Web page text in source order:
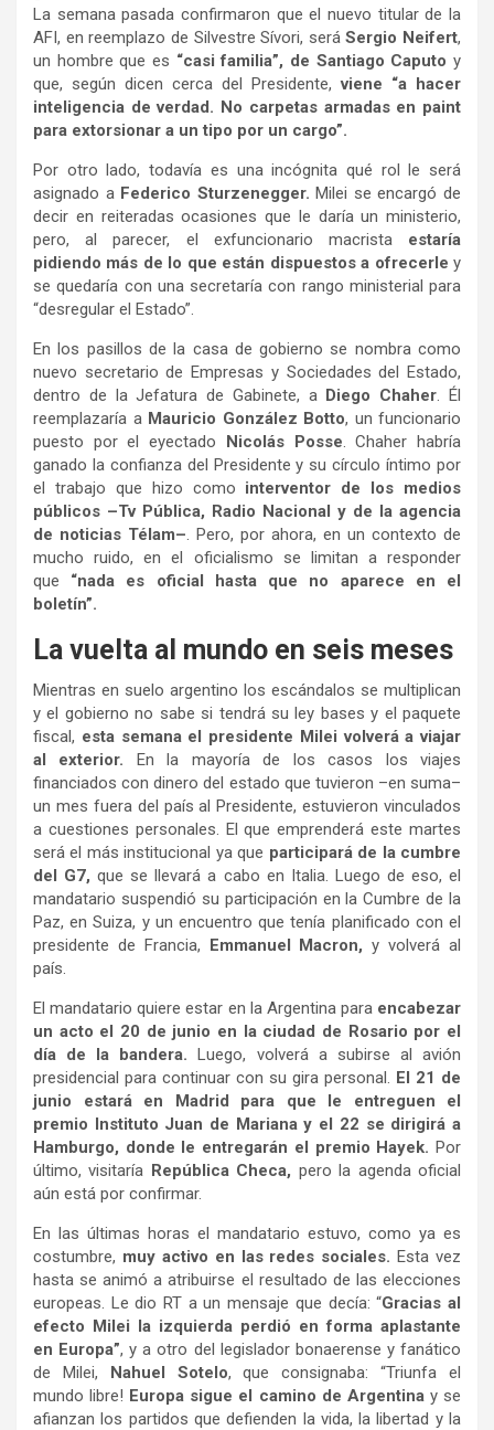
La semana pasada confirmaron que el nuevo titular de la
AFI, en reemplazo de Silvestre Sívori, seráSergio Neifert,
un hombre que es “casi familia”, de Santiago Caputoy
que, según dicen cerca del Presidente,viene “a hacer
inteligencia de verdad. No carpetas armadas en paint
para extorsionar a un tipo por un cargo”.
Por otro lado, todavía es una incógnita qué rol le será
asignado a Federico Sturzenegger. Milei se encargó de
decir en reiteradas ocasiones que le daría un ministerio,
pero, al parecer, el exfuncionario macrista estaría
pidiendo más de lo que están dispuestos a ofrecerle y
se quedaría con una secretaría con rango ministerial para
“desregular el Estado”.
En los pasillos de la casa de gobierno se nombra como
nuevo secretario de Empresas y Sociedades del Estado,
dentro de la Jefatura de Gabinete, a Diego Chaher. Él
reemplazaría a Mauricio González Botto, un funcionario
puesto por el eyectado Nicolás Posse. Chaher habría
ganado la confianza del Presidente y su círculo íntimo por
el trabajo que hizo como interventor de los medios
públicos –Tv Pública, Radio Nacional y de la agencia
de noticias Télam–. Pero, por ahora, en un contexto de
mucho ruido, en el oficialismo se limitan a responder
que “nada es oficial hasta que no aparece en el
boletín”.
La vuelta al mundo en seis meses
Mientras en suelo argentino los escándalos se multiplican
y el gobierno no sabe si tendrá su ley bases y el paquete
fiscal, esta semana el presidente Milei volverá a viajar
al exterior. En la mayoría de los casos los viajes
financiados con dinero del estado que tuvieron –en suma–
un mes fuera del país al Presidente, estuvieron vinculados
a cuestiones personales. El que emprenderá este martes
será el más institucional ya que participará de la cumbre
del G7, que se llevará a cabo en Italia. Luego de eso, el
mandatario suspendió su participación en la Cumbre de la
Paz, en Suiza, y un encuentro que tenía planificado con el
presidente de Francia, Emmanuel Macron, y volverá al
país.
El mandatario quiere estar en la Argentina paraencabezar
un acto el 20 de junio en la ciudad de Rosario por el
día de la bandera.Luego, volverá a subirse al avión
presidencial para continuar con su gira personal. El 21 de
junio estará en Madrid para que le entreguen el
premio Instituto Juan de Mariana y el 22 se dirigirá a
Hamburgo, donde le entregarán el premio Hayek. Por
último, visitaría República Checa, pero la agenda oficial
aún está por confirmar.
En las últimas horas el mandatario estuvo, como ya es
costumbre, muy activo en las redes sociales.Esta vez
hasta se animó a atribuirse el resultado de las elecciones
europeas. Le dio RT a un mensaje que decía: “Gracias al
efecto Milei la izquierda perdió en forma aplastante
en Europa”, y a otro del legislador bonaerense y fanático
de Milei, Nahuel Sotelo, que consignaba: “Triunfa el
mundo libre! Europa sigue el camino de Argentina y se
afianzan los partidos que defienden la vida, la libertad y la